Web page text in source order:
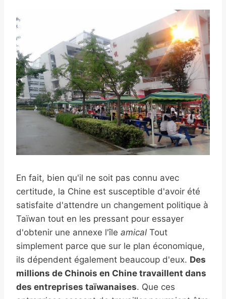
En fait, bien qu'il ne soit pas connu avec
certitude, la Chine est susceptible d'avoir été
satisfaite d'attendre un changement politique à
Taïwan tout en les pressant pour essayer
d'obtenir une annexe l'île amical Tout
simplement parce que sur le plan économique,
ils dépendent également beaucoup d'eux. Des
millions de Chinois en Chine travaillent dans
des entreprises taïwanaises. Que ces